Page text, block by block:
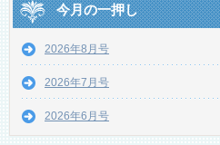
今月の一押し
2026年8月号
2026年7月号
2026年6月号